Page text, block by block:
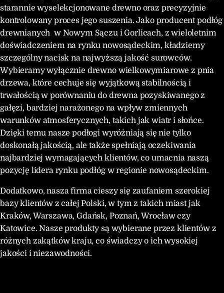
starannie wyselekcjonowane drewno oraz precyzyjnie
kontrolowany proces jego suszenia. Jako producent podłóg
drewnianych w Nowym Sączu i Gorlicach, z wieloletnim
doświadczeniem na rynku nowosądeckim, kładziemy
szczególny nacisk na najwyższą jakość surowców.
Wybieramy wyłącznie drewno wielkowymiarowe z pnia
drzewa, które cechuje się wyjątkową stabilnością i
trwałością w porównaniu do drewna pozyskiwanego z
gałęzi, bardziej narażonego na wpływ zmiennych
warunków atmosferycznych, takich jak wiatr i słońce.
Dzięki temu nasze podłogi wyróżniają się nie tylko
doskonałą jakością, ale także spełniają oczekiwania
najbardziej wymagających klientów, co umacnia naszą
pozycję lidera rynku podłóg w regionie nowosądeckim.
Dodatkowo, nasza firma cieszy się zaufaniem szerokiej
bazy klientów z całej Polski, w tym z takich miast jak
Kraków, Warszawa, Gdańsk, Poznań, Wrocław czy
Katowice. Nasze produkty są wybierane przez klientów z
różnych zakątków kraju, co świadczy o ich wysokiej
jakości i niezawodności.